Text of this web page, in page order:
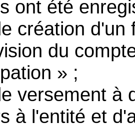
ont été
création d'un
du
» ;
versement à
à l'entité et